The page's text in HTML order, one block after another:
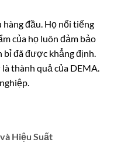
đầu. Họ nổi tiếng
của họ luôn đảm bảo
bỉ đã được khẳng định.
là thành quả của DEMA.
Hiệu Suất